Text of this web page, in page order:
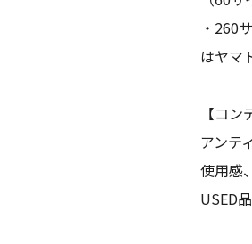
・260
はヤマ
【コン
アンテ
使用感
USED